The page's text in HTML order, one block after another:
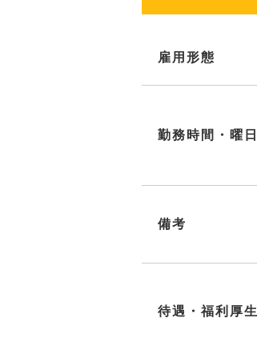
雇用形態
勤務時間・曜日
備考
待遇・福利厚生